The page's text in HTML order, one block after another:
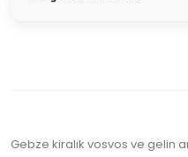
Gebze kiralık vosvos ve gelin